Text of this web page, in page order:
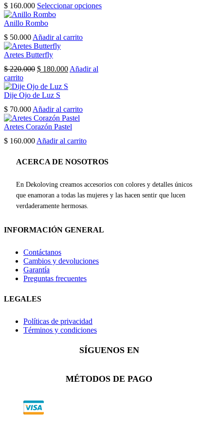
$ 160.000 Seleccionar opcionesEste
Anillo Rombo
$ 50.000 Añadir al carrito
Aretes Butterfly
$220.000 El
original
era:
$ 180.000ElAñadir al
carrito
Dije Ojo de Luz S
$ 70.000 Añadir al carrito
Aretes Corazón Pastel
$ 160.000 Añadir al carrito
ACERCA DE NOSOTROS
En Dekoloving creamos accesorios con colores y detalles únicos
que enamoran a todas las mujeres y las hacen sentir que lucen
verdaderamente hermosas.
INFORMACIÓN GENERAL
Contáctanos
Cambios y devoluciones
Garantía
Preguntas frecuentes
LEGALES
Políticas de privacidad
Términos y condiciones
SÍGUENOS EN
Facebook
Instagram
Whatsapp
MÉTODOS DE PAGO